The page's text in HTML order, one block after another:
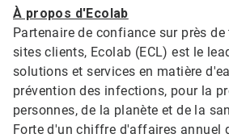
À propos d'Ecolab
Partenaire de confiance sur près
sites clients, Ecolab (ECL) est le
solutions et services en matière
prévention des infections, pour la
personnes, de la planète et de la
Forte d'un chiffre d'affaires annuel